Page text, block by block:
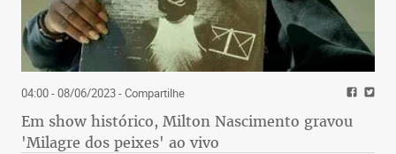
04:00 - 08/06/2023- Compartilhe
Em show histórico, Milton Nascimento gravou
'Milagre dos peixes' ao vivo